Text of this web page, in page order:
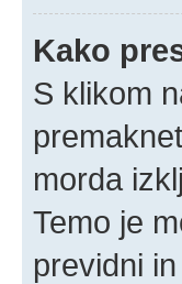
Kako
S klikom
morda
Temo je
previdni